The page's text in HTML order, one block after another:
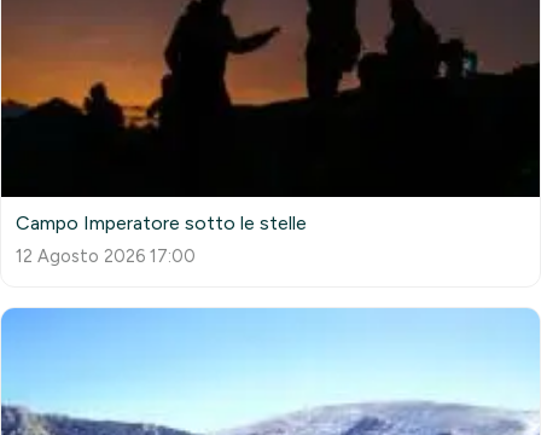
Campo Imperatore sotto le stelle
12 Agosto 2026 17:00